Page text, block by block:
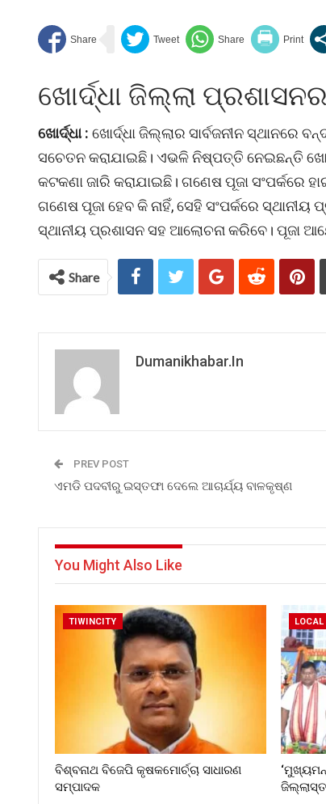
ଖୋର୍ଦ୍ଧା ଜିଲ୍ଲା
ଖୋର୍ଦ୍ଧା : ଖୋର୍ଦ୍ଧା ଜିଲ୍ଲାର ସାର୍ବଜନୀନ ସ୍ଥାନରେ
ସଚେତନ କରାଯାଇଛି। ଏଭଳି ନିଷ୍ପତ୍ତି ନେଇଛନ୍ତି
କଟକଣା ଜାରି କରାଯାଇଛି। ଗଣେଷ ପୂଜା ସଂପର୍କରେ
ଗଣେଷ ପୂଜା ହେବ କି ନାହିଁ, ସେହି ସଂପର୍କରେ
ସ୍ଥାନୀୟ ପ୍ରଶାସନ ସହ ଆଲୋଚନା କରିବେ। ପୂଜା
Share
Dumanikhabar.in
PREV POST
ଏମଡି ପଦବୀରୁ ଇସ୍ତଫା ଦେଲେ ଆଚାର୍ଯ୍ୟ ବାଳକୃଷ୍ଣ
You Might Also Like
TIWINCITY
ବିଶ୍ବନାଥ ବିଜେପି କୃଷକମୋର୍ଚ୍ଚା ସାଧାରଣ
ସମ୍ପାଦକ